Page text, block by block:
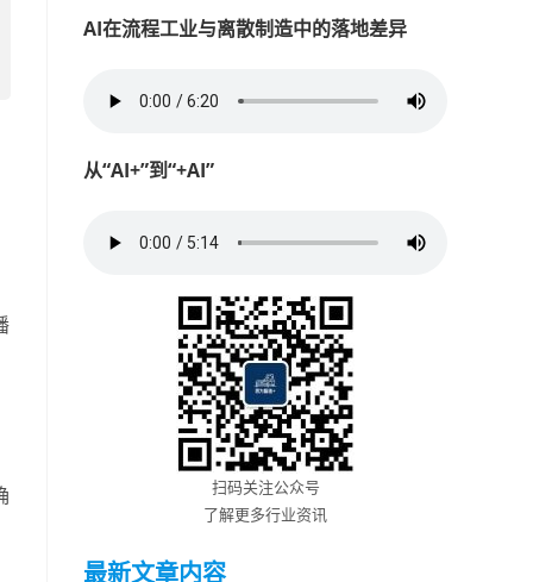
AI在流程工业与离散制造中的落地差异
从“AI+”到“+AI”
扫码关注公众号
了解更多行业资讯
最新文章内容